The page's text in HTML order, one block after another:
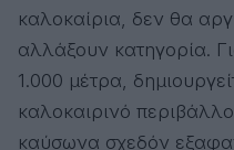
καλοκαίρια, δεν θα
αλλάξουν κατηγορία.
1.000 μέτρα,
καλοκαιρινό
καύσωνα σχεδόν